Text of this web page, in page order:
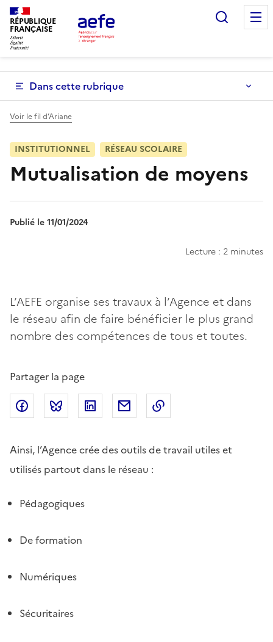
Aller
au
contenu
principal
RÉPUBLIQUE
FRANÇAISE
Dans cette rubrique
Voir le fil d’Ariane
INSTITUTIONNEL RÉSEAU SCOLAIRE
Mutualisation de moyens
Publié le 11/01/2024
Lecture : 2 minutes
L’AEFE organise ses travaux à l’Agence et dans
le réseau afin de faire bénéficier le plus grand
nombre des compétences de tous et toutes.
Partager la page
Partager sur Facebook
Partager sur Bluesky
Partager sur LinkedIn
Partager par email
Ainsi, l’Agence crée des outils de travail utiles et
utilisés partout dans le réseau :
Pédagogiques
De formation
Numériques
Sécuritaires